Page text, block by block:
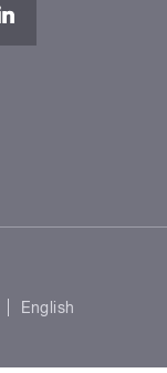
English